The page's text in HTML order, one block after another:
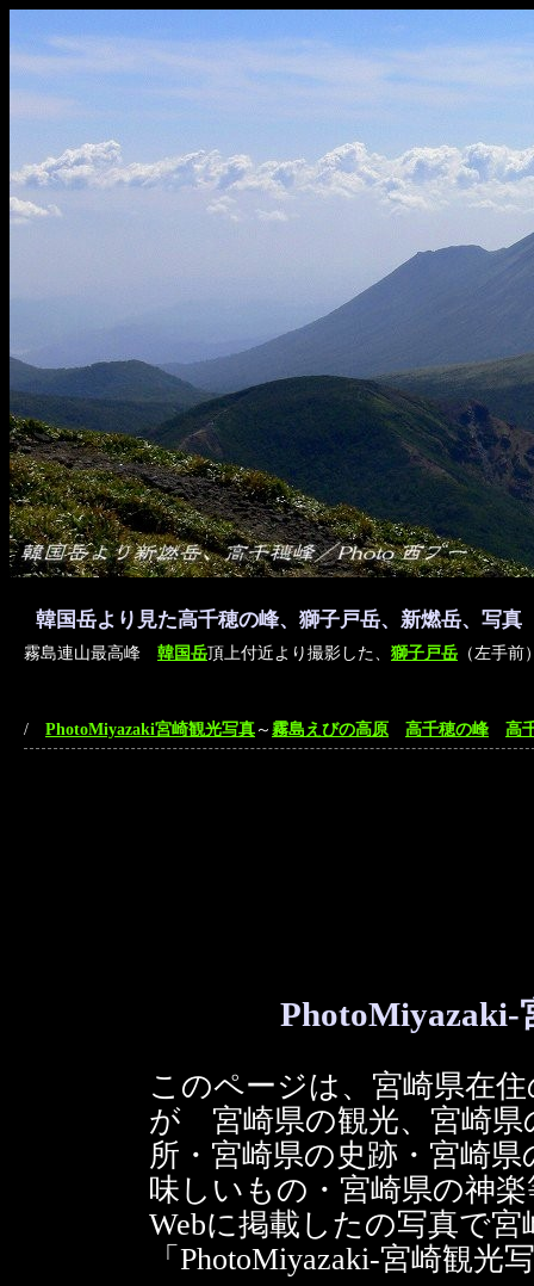
韓国岳より見た高千穂の峰、獅子戸岳、新燃岳、写真
霧島連山最高峰 韓国岳頂上付近より撮影した、 獅子戸岳 （左手前
/ PhotoMiyazaki宮崎観光写真 ～ 霧島えびの高原 高千穂の峰 高
PhotoMiyazaki-
このページは、宮崎県在
が 宮崎県の観光、宮崎県
所・宮崎県の史跡・宮崎
味しいもの・宮崎県の神
Webに掲載したの写真で
「PhotoMiyazaki-宮崎観